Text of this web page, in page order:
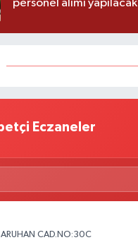
personel alımı yapılacak
Eczaneler
CAD.NO:30C